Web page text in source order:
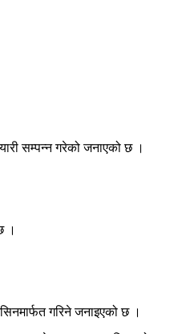
सम्पन्न गरेको जनाएको छ ।
।
गरिने जनाइएको छ ।